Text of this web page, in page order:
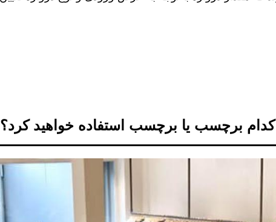
کدام برچسب یا برچسب استفاده خواهید کرد؟